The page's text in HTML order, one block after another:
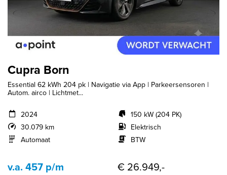
Cupra Born
Essential 62 kWh 204 pk | Navigatie via App | Parkeersensoren |
Autom. airco | Lichtmet...
2024
30.079 km
Automaat
150 kW (204 PK)
Elektrisch
BTW
v.a. 457 p/m € 26.949,-